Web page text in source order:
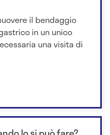
il bendaggio
in un unico
una visita di